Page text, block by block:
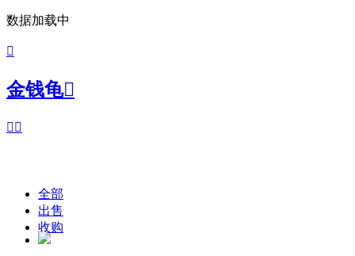
数据加载中

金钱龟
 
全部
出售
收购